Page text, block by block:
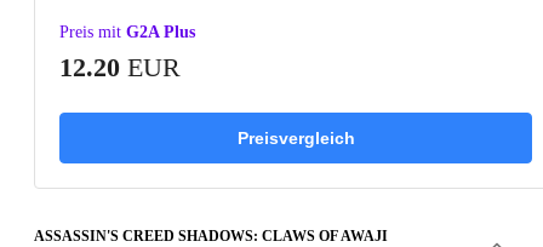
Preis mit G2A Plus
12.20 EUR
Preisvergleich
ASSASSIN'S CREED SHADOWS: CLAWS OF AWAJI